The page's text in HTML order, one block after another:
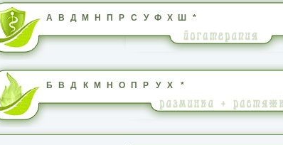
А В Д М Н П Р С У Ф Х Ш *
Б В Д К М Н О П Р У Х *